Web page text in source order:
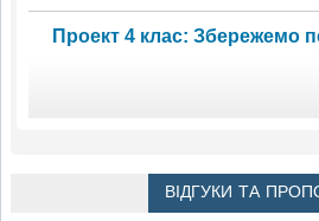
Проект 4 клас: Збережемо
ВІДГУКИ ТА